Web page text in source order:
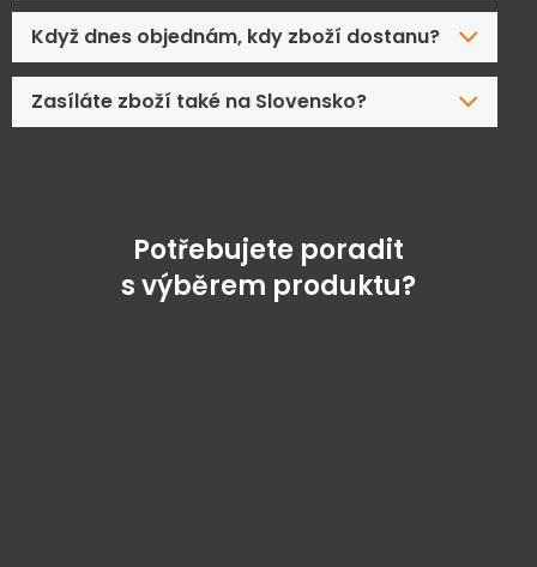
Když dnes objednám, kdy zboží dostanu?
Zasíláte zboží také na Slovensko?
Potřebujete poradit
s výběrem produktu?